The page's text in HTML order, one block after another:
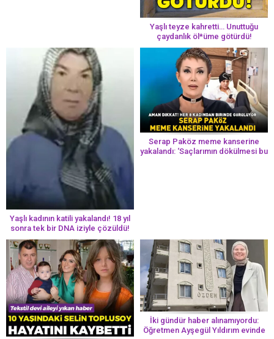
Yaşlı teyze kahretti… Unuttuğu
çaydanlık öl*üme götürdü!
Yaşlı kadının katili yakalandı! 18 yıl
sonra tek bir DNA iziyle çözüldü!
Serap Paköz meme kanserine
yakalandı: ‘Saçlarımın dökülmesi bu
İki gündür haber alınamıyordu:
Öğretmen Ayşegül Yıldırım evinde